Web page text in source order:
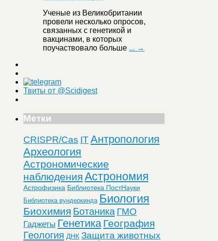
Ученые из Великобритании
провели несколько опросов,
связанных с генетикой и
вакцинами, в которых
поучаствовало больше ... →
Твиты от @Scidigest
Метки
CRISPR/Cas ITАнтропология
Археология
Астрономические
наблюдения Астрономия
Астрофизика Библиотека ПостНауки
Библиотека вундеркинда Биология
Биохимия Ботаника ГМО
Гаджеты Генетика География
Геология ДНК Защита животных